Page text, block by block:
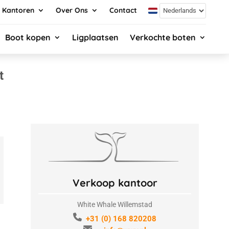
Kantoren Over Ons Contact
Boot kopen Ligplaatsen Verkochte boten
Verkoop kantoor
White Whale Willemstad
+31 (0) 168 820208